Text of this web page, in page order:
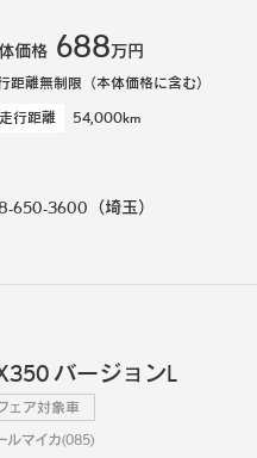
価格 688万円
離無制限（本体価格に含む）
走行距離 54,000km
650-3600 （埼玉）
バージョンL
ェア対象車
ルマイカ(085)